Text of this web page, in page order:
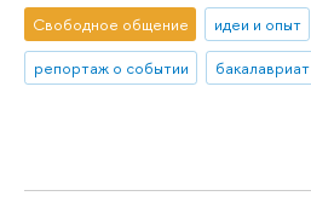
Свободное общение идеи и опыт
репортаж о событии
бакалавриат